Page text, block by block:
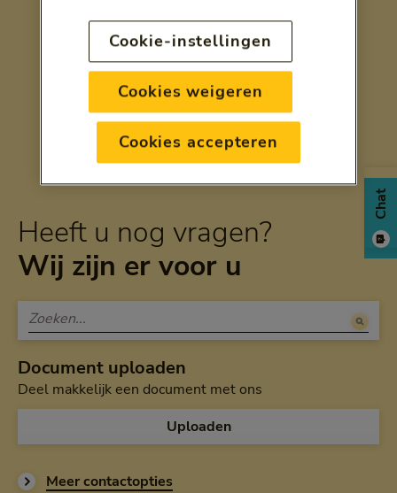
Heeft u nog vragen?
Wij zijn er voor u
Document uploaden
Deel makkelijk een document met ons
Uploaden
Meer contactopties
Chat
Cookie-instellingen
Cookies weigeren
Cookies accepteren